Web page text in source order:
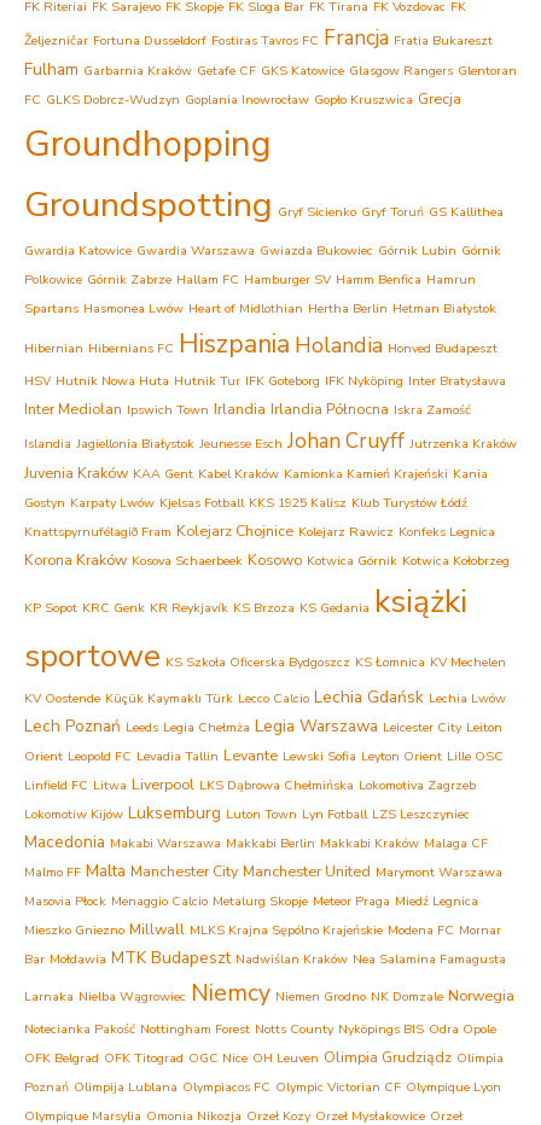
FK Riteriai FK Sarajevo FK Skopje FK Sloga Bar FK Tirana FK Vozdovac FK
Željezničar Fortuna Dusseldorf Fostiras Tavros FC Francja Fratia Bukareszt
Fulham Garbarnia Kraków Getafe CF GKS Katowice Glasgow Rangers Glentoran
FC GLKS Dobrcz-Wudzyn Goplania Inowrocław Gopło Kruszwica Grecja
Groundhopping
Groundspotting Gryf Sicienko Gryf Toruń GS Kallithea
Gwardia Katowice Gwardia Warszawa Gwiazda Bukowiec Górnik Lubin Górnik
Polkowice Górnik Zabrze Hallam FC Hamburger SV Hamm Benfica Hamrun
Spartans Hasmonea Lwów Heart of Midlothian Hertha Berlin Hetman Białystok
Hibernian Hibernians FC Hiszpania Holandia Honved Budapeszt
HSV Hutnik Nowa Huta Hutnik Tur IFK Goteborg IFK Nyköping Inter Bratysława
Inter Mediolan Ipswich Town Irlandia Irlandia Północna Iskra Zamość
Islandia Jagiellonia Białystok Jeunesse Esch Johan Cruyff Jutrzenka Kraków
Juvenia Kraków KAA Gent Kabel Kraków Kamionka Kamień Krajeński Kania
Gostyn Karpaty Lwów Kjelsas Fotball KKS 1925 Kalisz Klub Turystów Łódź
Knattspyrnufélagið Fram Kolejarz Chojnice Kolejarz Rawicz Konfeks Legnica
Korona Kraków Kosova Schaerbeek Kosowo Kotwica Górnik Kotwica Kołobrzeg
KP Sopot KRC Genk KR Reykjavík KS Brzoza KS Gedania książki
sportowe KS Szkoła Oficerska Bydgoszcz KS Łomnica KV Mechelen
KV Oostende Küçük Kaymaklı Türk Lecco Calcio Lechia Gdańsk Lechia Lwów
Lech Poznań Leeds Legia Chełmża Legia Warszawa Leicester City Leiton
Orient Leopold FC Levadia Tallin Levante Lewski Sofia Leyton Orient Lille OSC
Linfield FC Litwa Liverpool LKS Dąbrowa Chełmińska Lokomotiva Zagrzeb
Lokomotiw Kijów Luksemburg Luton Town Lyn Fotball LZS Leszczyniec
Macedonia Makabi Warszawa Makkabi Berlin Makkabi Kraków Malaga CF
Malmo FF Malta Manchester City Manchester United Marymont Warszawa
Masovia Płock Menaggio Calcio Metalurg Skopje Meteor Praga Miedź Legnica
Mieszko Gniezno Millwall MLKS Krajna Sępólno Krajeńskie Modena FC Mornar
Bar Mołdawia MTK Budapeszt Nadwiślan Kraków Nea Salamina Famagusta
Larnaka Nielba Wągrowiec Niemcy Niemen Grodno NK Domzale Norwegia
Notecianka Pakość Nottingham Forest Notts County Nyköpings BIS Odra Opole
OFK Belgrad OFK Titograd OGC Nice OH Leuven Olimpia Grudziądz Olimpia
Poznań Olimpija Lublana Olympiacos FC Olympic Victorian CF Olympique Lyon
Olympique Marsylia Omonia Nikozja Orzeł Kozy Orzeł Mysłakowice Orzeł